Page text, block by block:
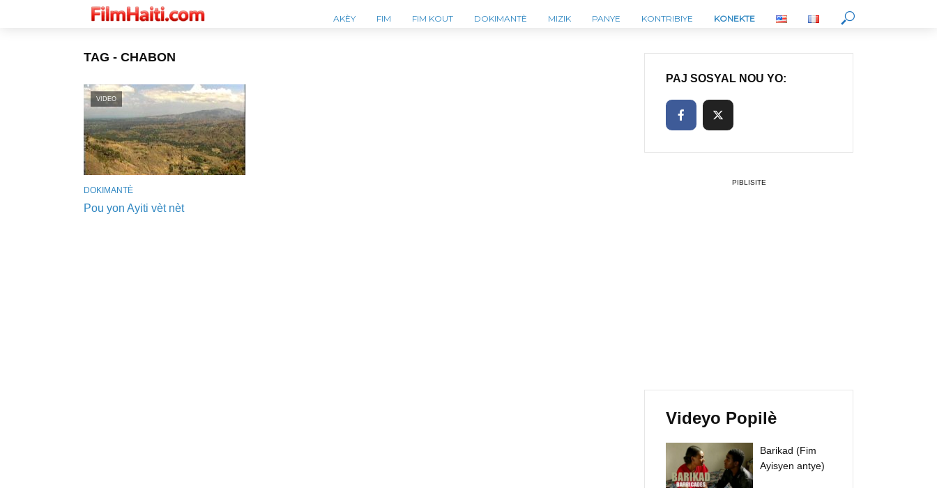
AKÈY FIM FIM KOUT DOKIMANTÈ MIZIK PANYE KONTRIBIYE KONEKTE
TAG - CHABON
VIDEO
DOKIMANTÈ
Pou yon Ayiti vèt nèt
PAJ SOSYAL NOU YO:
PIBLISITE
Videyo Popilè
Barikad (Fim
Ayisyen antye)